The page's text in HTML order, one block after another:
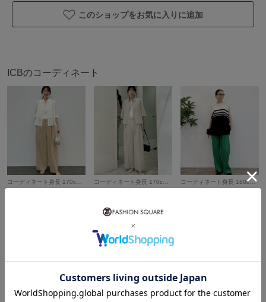
ニング（石油系）可 弱いウェットクリーニング可
配送料
送料無料
（税込5,000円以上ご購入で送料無料）
KRCYGM0410
レディース
ニット・セーター
素材 レーヨン:70%、ポリエステル:30%
このショップをお気に入りに追加
ICBのコーディネート
コーディネート身長 160cm 【WEB限定カラーニット】 大人気の半袖ニットからWEB限定カラーが登場！ Tシャツの様な着心地の良さながら きれい見えする優秀ニットです！ 着用サイズ ニット Sサイズ パンツ 4サイズ (身長160㎝)
あなたにおすすめのアイテム